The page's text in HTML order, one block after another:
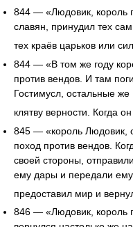
844 — «Людовик, король
славян, принудил тех
тех краёв царьков или
844 — «В том же году
против вендов. И там
Гостимусл, остальные
клятву верности. Когда
845 — «король Людовик,
поход против вендов.
своей стороны,
ему дары и передали
предоставил мир и
846 — «Людовик, король